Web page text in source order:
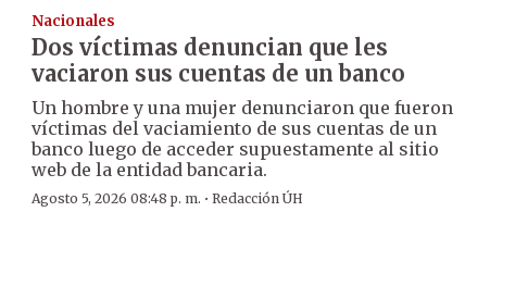
Nacionales
Dos víctimas denuncian que les
vaciaron sus cuentas de un banco
Un hombre y una mujer denunciaron que fueron
víctimas del vaciamiento de sus cuentas de un
banco luego de acceder supuestamente al sitio
web de la entidad bancaria.
Agosto 5, 2026 08:48 p. m. · Redacción ÚH